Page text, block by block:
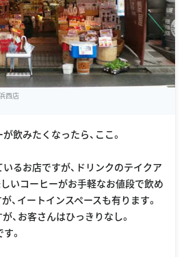
西店
飲みたくなったら、ここ。
るお店ですが、ドリンクのテイクア
いコーヒーがお手軽なお値段で飲め
、イートインスペースも有ります。
、お客さんはひっきりなし。
。